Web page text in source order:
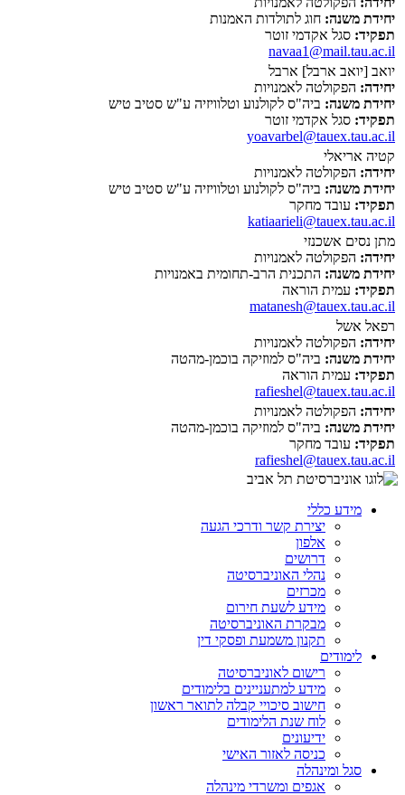
יחידת משנה: חוג לתולדות האמנות
תפקיד: סגל אקדמי זוטר
navaa1@mail.tau.ac.il
יואב [יואב ארבל] ארבל
יחידה: הפקולטה לאמנויות
יחידת משנה: ביה"ס לקולנוע וטלוויזיה ע"ש סטיב טיש
תפקיד: סגל אקדמי זוטר
yoavarbel@tauex.tau.ac.il
קטיה אריאלי
יחידה: הפקולטה לאמנויות
יחידת משנה: ביה"ס לקולנוע וטלוויזיה ע"ש סטיב טיש
תפקיד: עובד מחקר
katiaarieli@tauex.tau.ac.il
מתן נסים אשכנזי
יחידה: הפקולטה לאמנויות
יחידת משנה: התכנית הרב-תחומית באמנויות
תפקיד: עמית הוראה
matanesh@tauex.tau.ac.il
רפאל אשל
יחידה: הפקולטה לאמנויות
יחידת משנה: ביה"ס למוזיקה בוכמן-מהטה
תפקיד: עמית הוראה
rafieshel@tauex.tau.ac.il
יחידה: הפקולטה לאמנויות
יחידת משנה: ביה"ס למוזיקה בוכמן-מהטה
תפקיד: עובד מחקר
rafieshel@tauex.tau.ac.il
מידע כללי
יצירת קשר ודרכי הגעה
אלפון
דרושים
נהלי האוניברסיטה
מכרזים
מידע לשעת חירום
מבקרת האוניברסיטה
תקנון משמעת ופסקי דין
לימודים
רישום לאוניברסיטה
מידע למתעניינים בלימודים
חישוב סיכויי קבלה לתואר ראשון
לוח שנת הלימודים
ידיעונים
כניסה לאזור האישי
סגל ומינהלה
אגפים ומשרדי מינהלה